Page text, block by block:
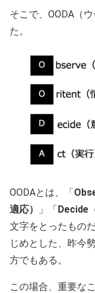
そこで、OODA（
た。
OODAとは、「
適応）
」「Decide
文字をとったもの
じめとした、昨今
方でもある。
この場合、重要な